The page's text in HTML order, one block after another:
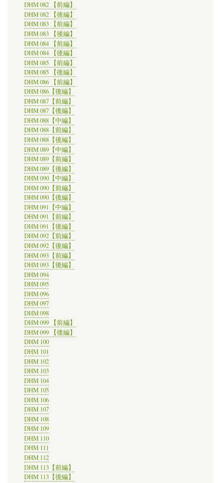
DHM 082 【前編】
DHM 082 【後編】
DHM 083 【前編】
DHM 083 【後編】
DHM 084 【前編】
DHM 084 【後編】
DHM 085 【前編】
DHM 085 【後編】
DHM 086 【前編】
DHM 086【後編】
DHM 087【前編】
DHM 087【後編】
DHM 088【中編】
DHM 088【前編】
DHM 088【後編】
DHM 089【中編】
DHM 089【前編】
DHM 089【後編】
DHM 090【中編】
DHM 090【前編】
DHM 090【後編】
DHM 091【中編】
DHM 091【前編】
DHM 091【後編】
DHM 092【前編】
DHM 092【後編】
DHM 093【前編】
DHM 093【後編】
DHM 094
DHM 095
DHM 096
DHM 097
DHM 098
DHM 099 【前編】
DHM 099 【後編】
DHM 100
DHM 101
DHM 102
DHM 103
DHM 104
DHM 105
DHM 106
DHM 107
DHM 108
DHM 109
DHM 110
DHM 111
DHM 112
DHM 113【前編】
DHM 113【後編】